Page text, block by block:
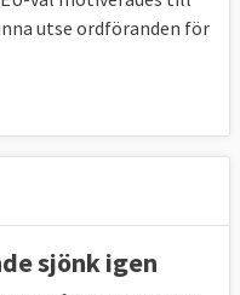
utse ordföranden för
sjönk igen